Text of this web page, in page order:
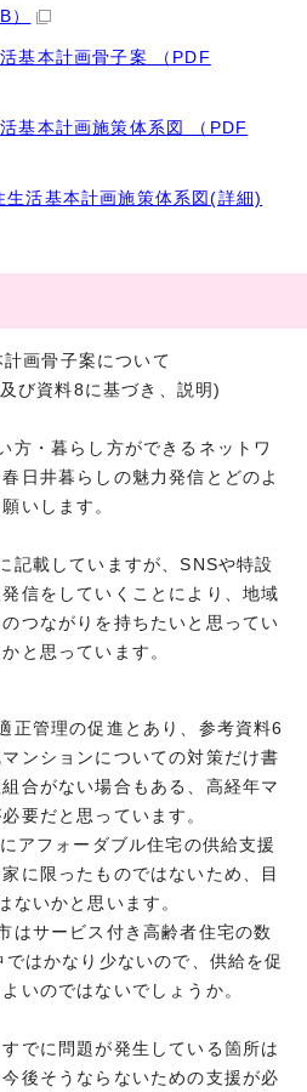
）
基本計画骨子案 （PDF
基本計画施策体系図 （PDF
活基本計画施策体系図(詳細)
画骨子案について
び資料8に基づき、説明)
・暮らし方ができるネットワ
日井暮らしの魅力発信とどのよ
いします。
載していますが、SNSや特設
信をしていくことにより、地域
つながりを持ちたいと思ってい
と思っています。
管理の促進とあり、参考資料6
ンションについての対策だけ書
合がない場合もある、高経年マ
要だと思っています。
アフォーダブル住宅の供給支援
に限ったものではないため、目
ないかと思います。
サービス付き高齢者住宅の数
はかなり少ないので、供給を促
いのではないでしょうか。
でに問題が発生している箇所は
後そうならないための支援が必